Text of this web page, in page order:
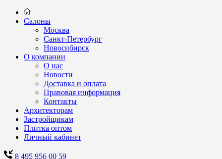
Салоны
Москва
Санкт-Петербург
Новосибирск
О компании
О нас
Новости
Доставка и оплата
Правовая информация
Контакты
Архитекторам
Застройщикам
Плитка оптом
Личный кабинет
8 495 956 00 59